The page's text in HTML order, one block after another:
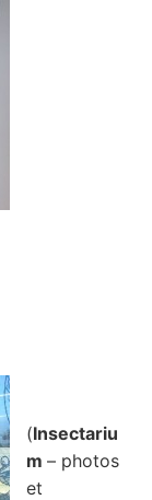
(Insectariu
m – photos
et